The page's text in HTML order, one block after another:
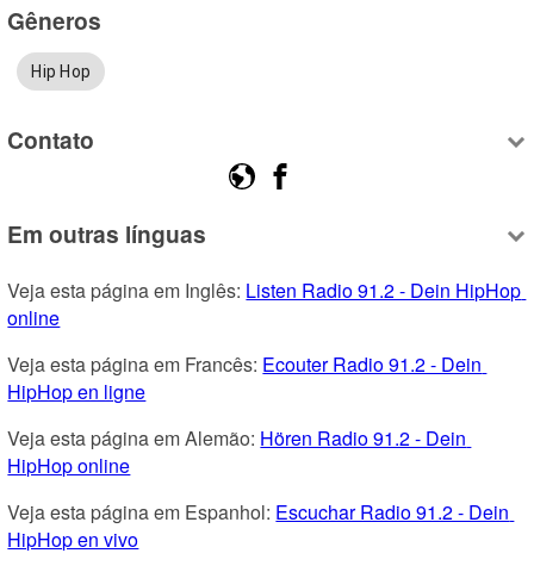
Gêneros
Hip Hop
Contato
Em outras línguas
Veja esta página em Inglês: Listen Radio 91.2 - Dein HipHop
online
Veja esta página em Francês: Ecouter Radio 91.2 - Dein
HipHop en ligne
Veja esta página em Alemão: Hören Radio 91.2 - Dein
HipHop online
Veja esta página em Espanhol: Escuchar Radio 91.2 - Dein
HipHop en vivo